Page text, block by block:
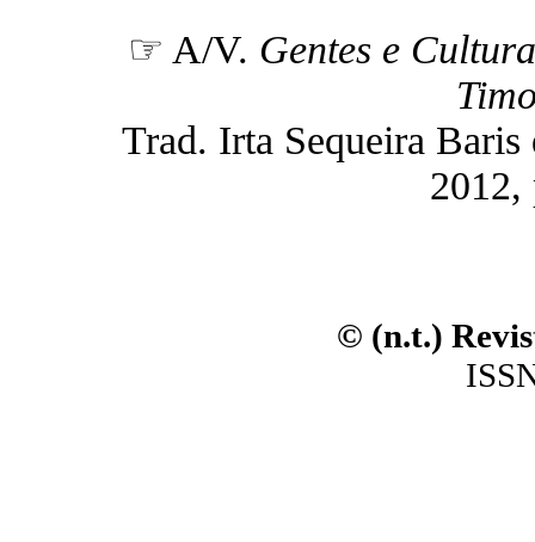
☞ A/V. Gentes e
Trad. Irta Sequeira
2012,
© (n.t.)